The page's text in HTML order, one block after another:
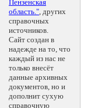
Пензенская
область.", других
справочных
источников.
Сайт создан в
надежде на то, что
каждый из нас не
только внесёт
данные архивных
документов, но и
дополнит сухую
справочную